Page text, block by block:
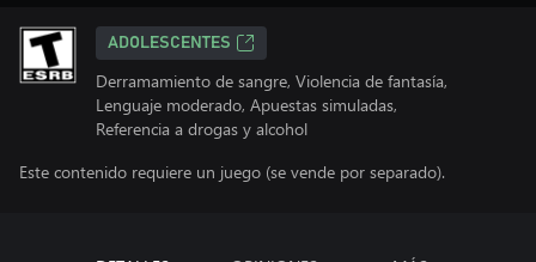
ADOLESCENTES
Derramamiento de sangre, Violencia de fantasía,
Lenguaje moderado, Apuestas simuladas,
Referencia a drogas y alcohol
Este contenido requiere un juego (se vende por separado).